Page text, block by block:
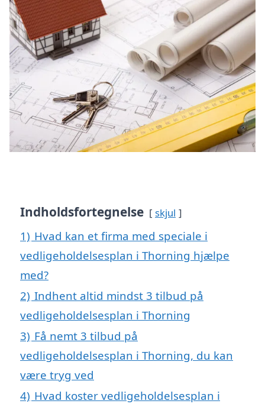
Indholdsfortegnelse skjul
1) Hvad kan et firma med speciale i
vedligeholdelsesplan i Thorning hjælpe
med?
2) Indhent altid mindst 3 tilbud på
vedligeholdelsesplan i Thorning
3) Få nemt 3 tilbud på
vedligeholdelsesplan i Thorning, du kan
være tryg ved
4) Hvad koster vedligeholdelsesplan i